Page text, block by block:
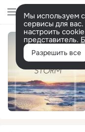
Мы используем
сервисы для
настроить
представитель.
Разрешить все